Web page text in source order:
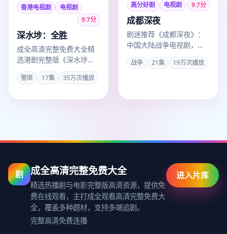
香港电视剧
电视剧
9.7分
深水埗：全胜
成全高清完整免费大全精
选港剧完整版《深水埗：
全胜》，2008年3月1日正
式收录。导演王家卫，主
警匪 17集 35万次播放
高分好剧 电视剧 9.7分
成都深夜
剧迷推荐《成都深夜》：
中国大陆战争电视剧，
2018年洛阳出品，2018年
6月6日收录成全观看高
战争 21集 19万次播放
剧 成全高清完整免费大全
精选热播剧与电影完整版高清资源，提供免
费在线观看，主打成全观看高清完整免费大
全，覆盖多种题材，支持多端追剧。
完整高清免费连播
进入片库